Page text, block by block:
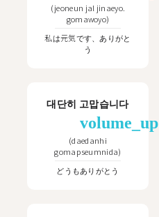
(jeoneun jal jinaeyo.
gomawoyo)
私は元気です、ありがと
う
대단히 고맙습니다
volume_up
(daedanhi
gomapseumnida)
どうもありがとう